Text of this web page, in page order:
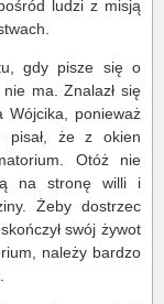
ludzi z misją
gdy pisze się o
ma. Znalazł się
Wójcika, ponieważ
pisał, że z okien
Otóż nie
na stronę willi i
Żeby dostrzec
swój żywot
należy bardzo